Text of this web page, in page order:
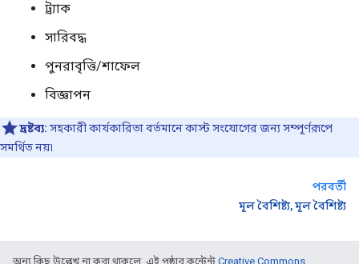
ট্র্যাক
সারিবদ্ধ
পুনরাবৃত্তি/শাফেল
বিজ্ঞাপন
দ্রষ্টব্য: সহকারী কার্যকারিতা বর্তমানে কাস্ট সংযোগের জন্য সম্পূর্ণরূপে
সমর্থিত নয়৷
পরবর্তী
মূল বৈশিষ্ট্য, মূল বৈশিষ্ট্য
অন্য কিছু উল্লেখ না করা থাকলে, এই পৃষ্ঠার কন্টেন্ট Creative Commons